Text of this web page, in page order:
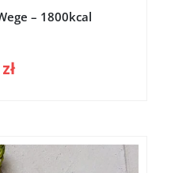
– 1800kcal
zł